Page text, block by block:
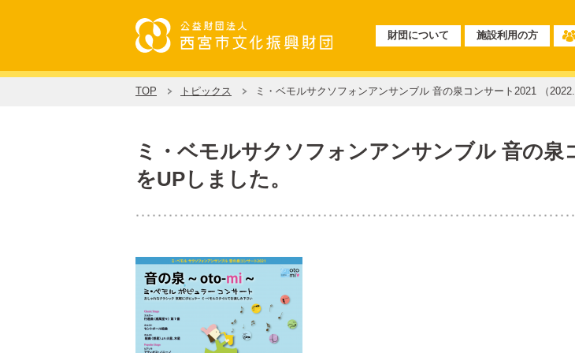
財団について 施設利用の方
TOP トピックス ミ・ベモルサクソフォンアンサンブル 音の泉コンサート2021 （
ミ・ベモルサクソフォンアンサンブル 音の泉
をUPしました。